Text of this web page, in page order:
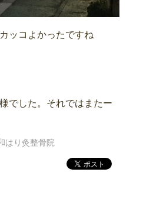
ッコよかったですね
でした。それではまたー
はり灸整骨院